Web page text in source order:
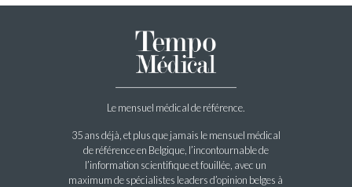
Le mensuel médical de référence.
35 ans déjà, et plus que jamais le mensuel médical
de référence en Belgique, l’incontournable de
l’information scientifique et fouillée, avec un
maximum de spécialistes leaders d’opinion belges à